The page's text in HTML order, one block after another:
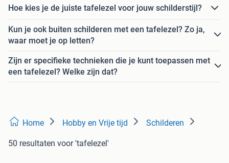
Hoe kies je de juiste tafelezel voor jouw schilderstijl?
Kun je ook buiten schilderen met een tafelezel? Zo ja,
waar moet je op letten?
Zijn er specifieke technieken die je kunt toepassen met
een tafelezel? Welke zijn dat?
Home Hobby en Vrije tijd Schilderen
50 resultaten voor 'tafelezel'